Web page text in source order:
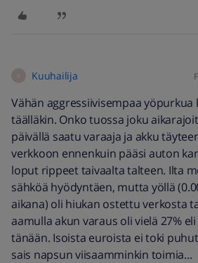
Kuuhailija
Vähän aggressiivisempaa yöpurkua
täälläkin. Onko tuossa joku
päivällä saatu varaaja ja akku
verkkoon ennenkuin pääsi auton
loput rippeet taivaalta talteen. Ilta
sähköä hyödyntäen, mutta yöllä
aikana) oli hiukan ostettu verkosta
aamulla akun varaus oli vielä 27%
tänään. Isoista euroista ei toki
sais napsun viisaamminkin toimia...